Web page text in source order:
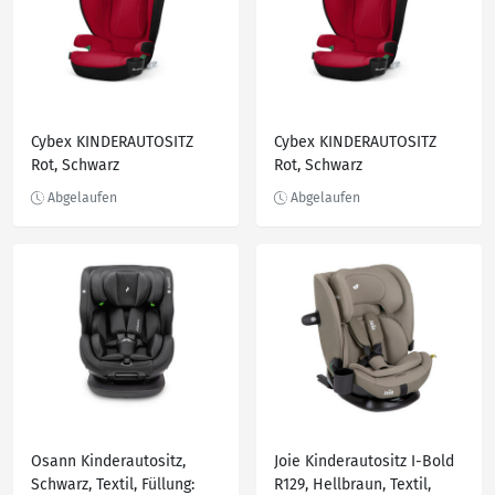
Kopfstütze, optimaler
Cybex KINDERAUTOSITZ
Rot, Schwarz
Cybex KINDERAUTOSITZ
Rot, Schwarz
Osann Kinderautositz,
Schwarz, Textil, Füllung:
Joie Kinderautositz I-Bold
R129, Hellbraun, Textil,